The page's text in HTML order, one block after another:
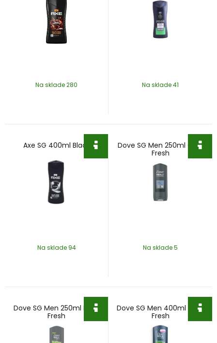
Na sklade 280 Na sklade 41
Axe SG 400ml Black
Na sklade 94
Dove SG Men 250ml Cool
Fresh
Na sklade 5
Dove SG Men 250ml Extra
Fresh
Dove SG Men 400ml Extra
Fresh